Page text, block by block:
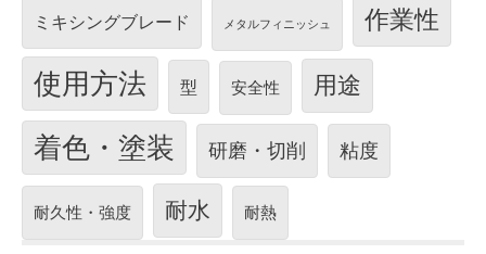
ミキシングブレード メタルフィニッシュ 作業性
使用方法 型 安全性 用途
着色・塗装 研磨・切削 粘度
耐久性・強度 耐水 耐熱